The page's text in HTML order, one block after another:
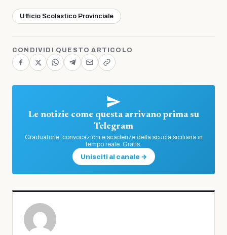
Ufficio Scolastico Provinciale
CONDIVIDI QUESTO ARTICOLO
Le notizie come questa arrivano prima su
Telegram
Graduatorie, convocazioni e scadenze della scuola siciliana in
tempo reale. Gratis.
Unisciti al canale →